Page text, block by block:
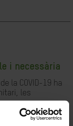
i necessària
la COVID-19 ha
les